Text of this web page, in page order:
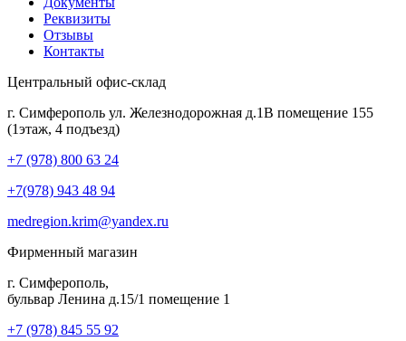
Реквизиты
Отзывы
Контакты
Центральный офис-склад
г. Симферополь ул. Железнодорожная д.1В помещение 155
(1этаж, 4 подъезд)
+7 (978) 800 63 24
+7(978) 943 48 94
medregion.krim@yandex.ru
Фирменный магазин
г. Симферополь,
бульвар Ленина д.15/1 помещение 1
+7 (978) 845 55 92